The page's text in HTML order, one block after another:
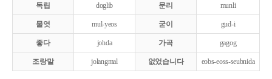
독립 doglib 문리 munli
물엿 mul-yeos 굳이 gud-i
좋다 johda 가곡 gagog
조랑말 jolangmal 없었습니다 eobs-eoss-seubnida